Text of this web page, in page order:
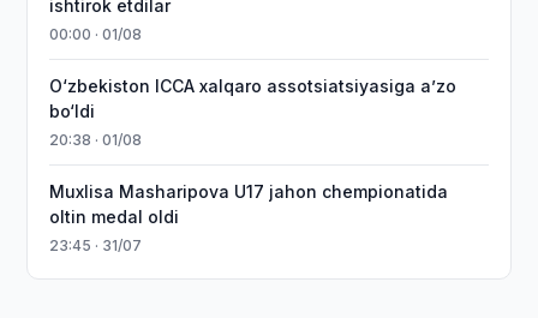
ishtirok etdilar
00:00 · 01/08
O‘zbekiston ICCA xalqaro assotsiatsiyasiga aʼzo
bo‘ldi
20:38 · 01/08
Muxlisa Masharipova U17 jahon chempionatida
oltin medal oldi
23:45 · 31/07